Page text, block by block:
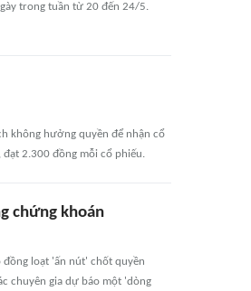
trong tuần từ 20 đến 24/5.
không hưởng quyền để nhận cổ
đạt 2.300 đồng mỗi cổ phiếu.
chứng khoán
loạt 'ấn nút' chốt quyền
chuyên gia dự báo một 'dòng